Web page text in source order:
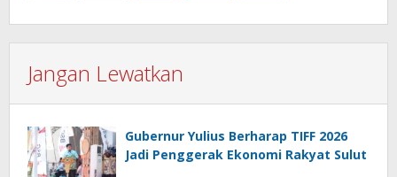
Jangan Lewatkan
Gubernur Yulius Berharap TIFF 2026
Jadi Penggerak Ekonomi Rakyat Sulut